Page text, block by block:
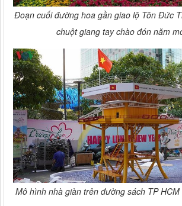
Đoạn cuối đường hoa gần giao lộ Tôn Đức
chuột giang tay chào đón năm
Mô hình nhà giàn trên đường sách TP